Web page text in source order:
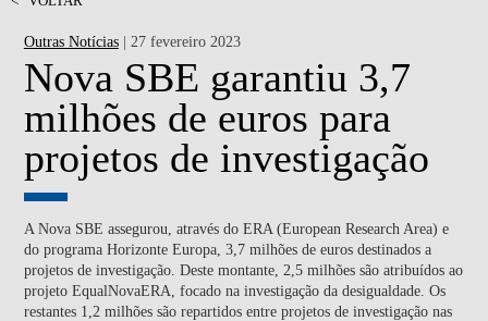
Outras Notícias| 27 fevereiro 2023
Nova SBE garantiu 3,7
milhões de euros para
projetos de investigação
A Nova SBE assegurou, através do ERA (European Research Area) e
do programa Horizonte Europa, 3,7 milhões de euros destinados a
projetos de investigação. Deste montante, 2,5 milhões são atribuídos ao
projeto EqualNovaERA, focado na investigação da desigualdade. Os
restantes 1,2 milhões são repartidos entre projetos de investigação nas